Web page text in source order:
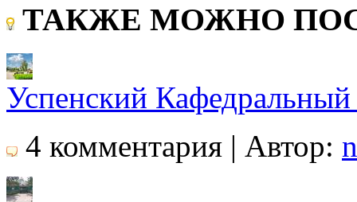
ТАКЖЕ МОЖНО
Успенский
4 комментария | Автор: